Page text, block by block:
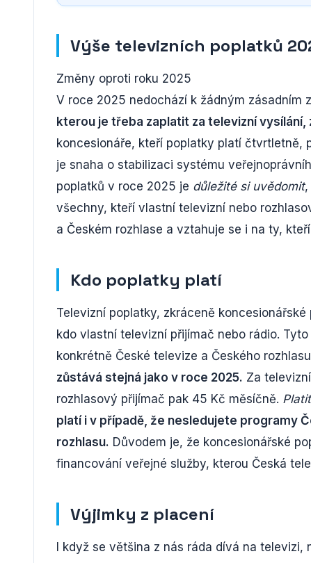
Výše televizních poplatků
Změny oproti roku 2025
V roce 2025 nedochází k žádným zásadním
kterou je třeba zaplatit za televizní vysílání,
koncesionáře, kteří poplatky platí čtvrtletně,
je snaha o stabilizaci systému
poplatků v roce 2025 je důležité si uvědomit,
všechny, kteří vlastní televizní nebo
a Českém rozhlase a vztahuje se i na ty,
Kdo poplatky platí
Televizní poplatky, zkráceně
kdo vlastní televizní přijímač nebo rádio.
konkrétně České televize a Českého
zůstává stejná jako v roce 2025. Za
rozhlasový přijímač pak 45 Kč měsíčně.
platí i v případě, že nesledujete programy
rozhlasu. Důvodem je, že koncesionářské
financování veřejné služby, kterou Česká
Výjimky z placení
I když se většina z nás ráda dívá na